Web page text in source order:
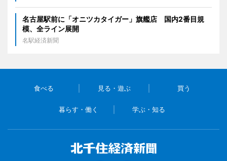
名古屋駅前に「オニツカタイガー」旗艦店 国内2番目規
模、全ライン展開
名駅経済新聞
食べる 見る・遊ぶ 買う
暮らす・働く 学ぶ・知る